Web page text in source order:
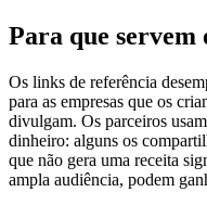
Para que servem
Os links de referência
para as empresas que os
divulgam. Os parceiros
dinheiro: alguns os
que não gera uma receita
ampla audiência, podem